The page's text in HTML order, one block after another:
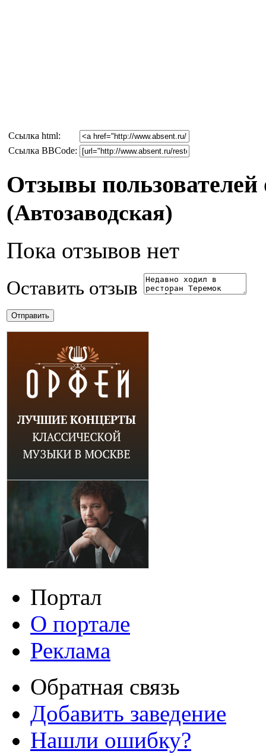
Cсылка html:
Ссылка BBCode:
Отзывы пользователей
(Автозаводская)
Пока отзывов нет
Оставить отзыв
Портал
О портале
Реклама
Обратная связь
Добавить заведение
Нашли ошибку?